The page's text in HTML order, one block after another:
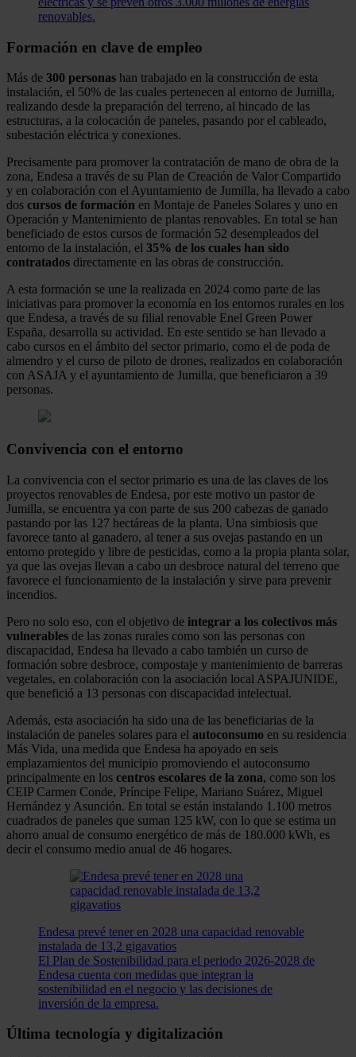
renovables.
Formación en clave de empleo
Más de 300 personas han trabajado en la construcción de esta
instalación, el 50% de las cuales pertenecen al entorno de Jumilla,
realizando desde la preparación del terreno, al hincado de las
estructuras, a la colocación de paneles, pasando por el cableado,
subestación eléctrica y conexiones.
Precisamente para promover la contratación de mano de obra de la
zona, Endesa a través de su Plan de Creación de Valor Compartido
y en colaboración con el Ayuntamiento de Jumilla, ha llevado a cabo
dos cursos de formación en Montaje de Paneles Solares y uno en
Operación y Mantenimiento de plantas renovables. En total se han
beneficiado de estos cursos de formación 52 desempleados del
entorno de la instalación, el 35% de los cuales han sido
contratados directamente en las obras de construcción.
A esta formación se une la realizada en 2024 como parte de las
iniciativas para promover la economía en los entornos rurales en los
que Endesa, a través de su filial renovable Enel Green Power
España, desarrolla su actividad. En este sentido se han llevado a
cabo cursos en el ámbito del sector primario, como el de poda de
almendro y el curso de piloto de drones, realizados en colaboración
con ASAJA y el ayuntamiento de Jumilla, que beneficiaron a 39
personas.
Convivencia con el entorno
La convivencia con el sector primario es una de las claves de los
proyectos renovables de Endesa, por este motivo un pastor de
Jumilla, se encuentra ya con parte de sus 200 cabezas de ganado
pastando por las 127 hectáreas de la planta. Una simbiosis que
favorece tanto al ganadero, al tener a sus ovejas pastando en un
entorno protegido y libre de pesticidas, como a la propia planta solar,
ya que las ovejas llevan a cabo un desbroce natural del terreno que
favorece el funcionamiento de la instalación y sirve para prevenir
incendios.
Pero no solo eso, con el objetivo de integrar a los colectivos más
vulnerables de las zonas rurales como son las personas con
discapacidad, Endesa ha llevado a cabo también un curso de
formación sobre desbroce, compostaje y mantenimiento de barreras
vegetales, en colaboración con la asociación local ASPAJUNIDE,
que benefició a 13 personas con discapacidad intelectual.
Además, esta asociación ha sido una de las beneficiarias de la
instalación de paneles solares para el autoconsumo en su residencia
Más Vida, una medida que Endesa ha apoyado en seis
emplazamientos del municipio promoviendo el autoconsumo
principalmente en los centros escolares de la zona, como son los
CEIP Carmen Conde, Príncipe Felipe, Mariano Suárez, Miguel
Hernández y Asunción. En total se están instalando 1.100 metros
cuadrados de paneles que suman 125 kW, con lo que se estima un
ahorro anual de consumo energético de más de 180.000 kWh, es
decir el consumo medio anual de 46 hogares.
Endesa prevé tener en 2028 una capacidad renovable
instalada de 13,2 gigavatios
El Plan de Sostenibilidad para el periodo 2026-2028 de
Endesa cuenta con medidas que integran la
sostenibilidad en el negocio y las decisiones de
inversión de la empresa.
Última tecnología y digitalización